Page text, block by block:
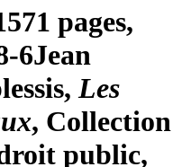
pages,
6Jean
, Les
, Collection
public,